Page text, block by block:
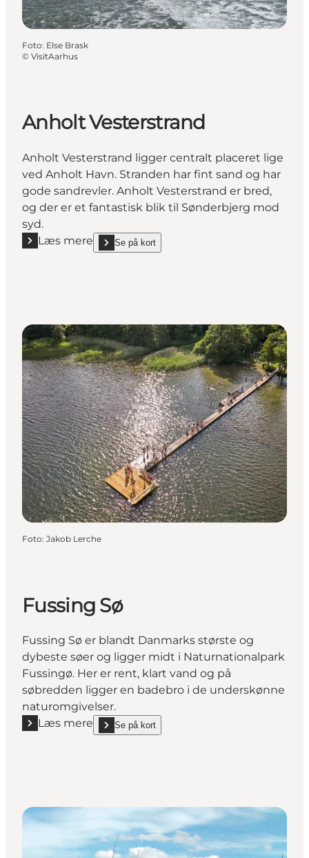
Foto: Else Brask
© VisitAarhus
Anholt Vesterstrand
Anholt Vesterstrand ligger centralt placeret lige
ved Anholt Havn. Stranden har fint sand og har
gode sandrevler. Anholt Vesterstrand er bred,
og der er et fantastisk blik til Sønderbjerg mod
syd.
Læs mere
Læs mere "Anholt Vesterstrand"
Se på kort
show Anholt Vesterstrand on_map
Foto: Jakob Lerche
Fussing Sø
Fussing Sø er blandt Danmarks største og
dybeste søer og ligger midt i Naturnationalpark
Fussingø. Her er rent, klart vand og på
søbredden ligger en badebro i de underskønne
naturomgivelser.
Læs mere
Læs mere "Fussing Sø"
Se på kort
show Fussing Sø on_map